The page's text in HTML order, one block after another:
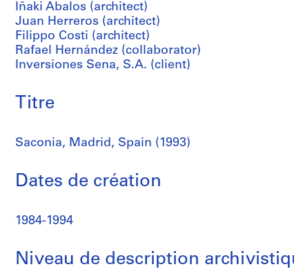
Iñaki Abalos (architect)
Juan Herreros (architect)
Filippo Costi (architect)
Rafael Hernández (collaborator)
Inversiones Sena, S.A. (client)
Titre
Saconia, Madrid, Spain (1993)
Dates de création
1984-1994
Niveau de description